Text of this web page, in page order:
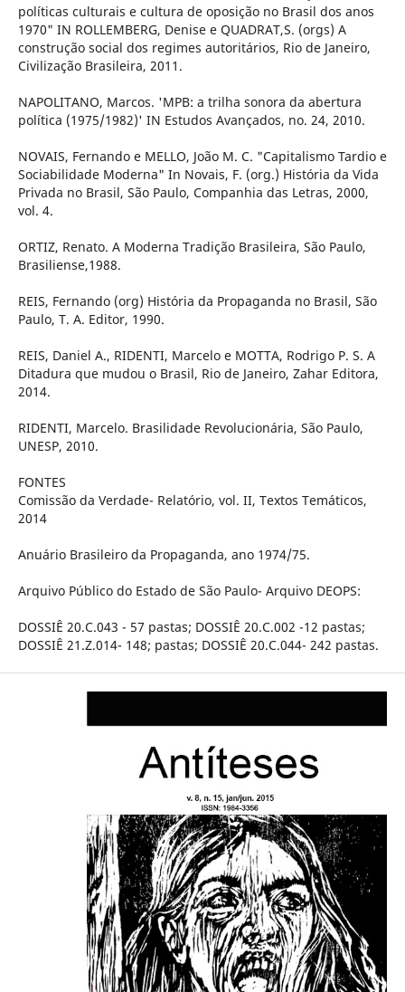
políticas culturais e cultura de oposição no Brasil dos anos
1970" IN ROLLEMBERG, Denise e QUADRAT,S. (orgs) A
construção social dos regimes autoritários, Rio de Janeiro,
Civilização Brasileira, 2011.
NAPOLITANO, Marcos. 'MPB: a trilha sonora da abertura
política (1975/1982)' IN Estudos Avançados, no. 24, 2010.
NOVAIS, Fernando e MELLO, João M. C. "Capitalismo Tardio e
Sociabilidade Moderna" In Novais, F. (org.) História da Vida
Privada no Brasil, São Paulo, Companhia das Letras, 2000,
vol. 4.
ORTIZ, Renato. A Moderna Tradição Brasileira, São Paulo,
Brasiliense,1988.
REIS, Fernando (org) História da Propaganda no Brasil, São
Paulo, T. A. Editor, 1990.
REIS, Daniel A., RIDENTI, Marcelo e MOTTA, Rodrigo P. S. A
Ditadura que mudou o Brasil, Rio de Janeiro, Zahar Editora,
2014.
RIDENTI, Marcelo. Brasilidade Revolucionária, São Paulo,
UNESP, 2010.
FONTES
Comissão da Verdade- Relatório, vol. II, Textos Temáticos,
2014
Anuário Brasileiro da Propaganda, ano 1974/75.
Arquivo Público do Estado de São Paulo- Arquivo DEOPS:
DOSSIÊ 20.C.043 - 57 pastas; DOSSIÊ 20.C.002 -12 pastas;
DOSSIÊ 21.Z.014- 148; pastas; DOSSIÊ 20.C.044- 242 pastas.